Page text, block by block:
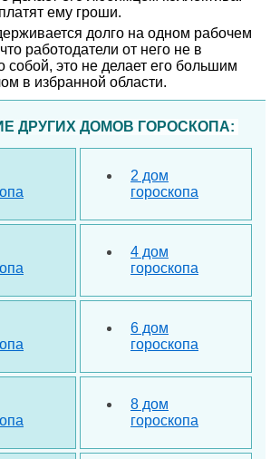
ему гроши.
долго на одном рабочем
работодатели от него не в
собой, это не делает его большим
в избранной области.
ДРУГИХ ДОМОВ ГОРОСКОПА:
2 дом
гороскопа
4 дом
гороскопа
6 дом
гороскопа
8 дом
гороскопа